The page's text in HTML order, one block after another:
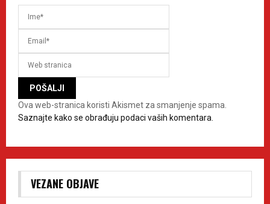
Ova web-stranica koristi Akismet za smanjenje spama.
Saznajte kako se obrađuju podaci vaših komentara.
VEZANE OBJAVE